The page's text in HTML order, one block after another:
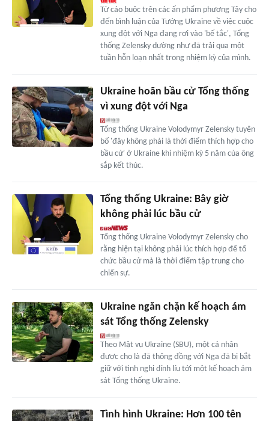
Từ cáo buộc trên các ấn phẩm phương Tây cho
đến bình luận của Tướng Ukraine về việc cuộc
xung đột với Nga đang rơi vào 'bế tắc', Tổng
thống Zelensky dường như đã trải qua một
tuần hỗn loạn nhất trong nhiệm kỳ của mình.
Ukraine hoãn bầu cử Tổng thống
vì xung đột với Nga
Tổng thống Ukraine Volodymyr Zelensky tuyên
bố 'đây không phải là thời điểm thích hợp cho
bầu cử' ở Ukraine khi nhiệm kỳ 5 năm của ông
sắp kết thúc.
Tổng thống Ukraine: Bây giờ
không phải lúc bầu cử
Tổng thống Ukraine Volodymyr Zelensky cho
rằng hiện tại không phải lúc thích hợp để tổ
chức bầu cử mà là thời điểm tập trung cho
chiến sự.
Ukraine ngăn chặn kế hoạch ám
sát Tổng thống Zelensky
Theo Mật vụ Ukraine (SBU), một cá nhân
được cho là đã thông đồng với Nga đã bị bắt
giữ với tình nghi dính líu tới một kế hoạch ám
sát Tổng thống Ukraine.
Tình hình Ukraine: Hơn 100 tên